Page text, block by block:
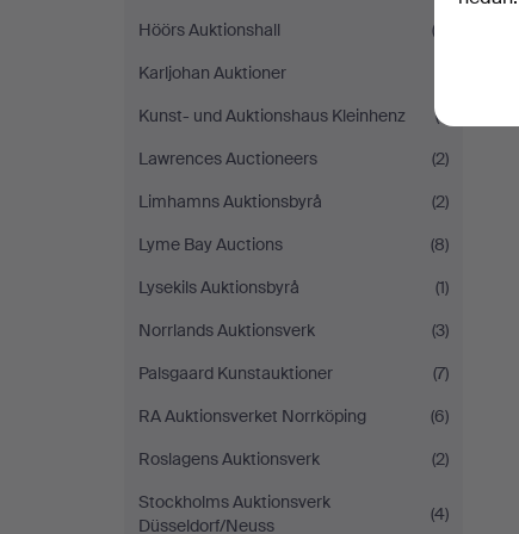
Höörs Auktionshall
(2)
Karljohan Auktioner
Kunst- und Auktionshaus Kleinhenz
(1)
Lawrences Auctioneers
(2)
Limhamns Auktionsbyrå
(2)
Lyme Bay Auctions
(8)
Lysekils Auktionsbyrå
(1)
Norrlands Auktionsverk
(3)
Palsgaard Kunstauktioner
(7)
RA Auktionsverket Norrköping
(6)
Roslagens Auktionsverk
(2)
Stockholms Auktionsverk
Düsseldorf/Neuss
(4)